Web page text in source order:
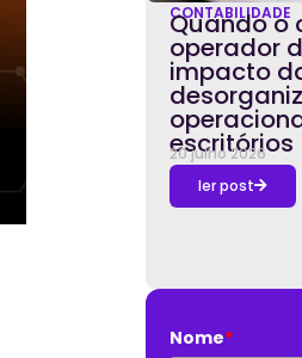
CONTABILIDADE
Quando o
operador
impacto
escritórios
20 julho 2026
ler post
Nome*